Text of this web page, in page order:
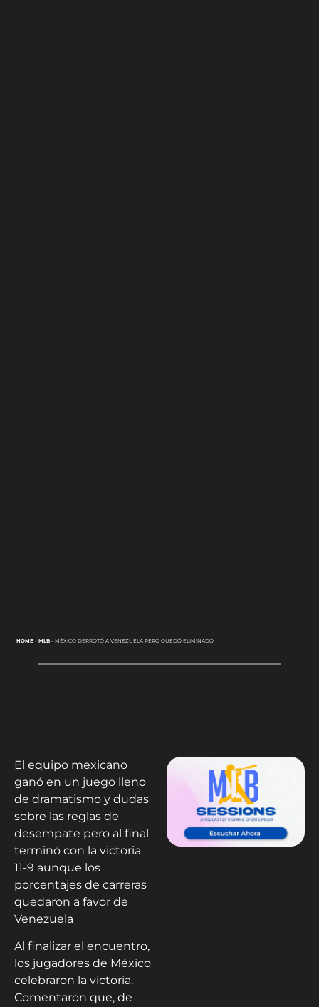
HOME- MLB- MÉXICO DERROTÓ A VENEZUELA PERO QUEDÓ ELIMINADO
El equipo mexicano
ganó en un juego lleno
de dramatismo y dudas
sobre las reglas de
desempate pero al final
terminó con la victoria
11-9 aunque los
porcentajes de carreras
quedaron a favor de
Venezuela
Al finalizar el encuentro,
los jugadores de México
celebraron la victoria.
Comentaron que, de